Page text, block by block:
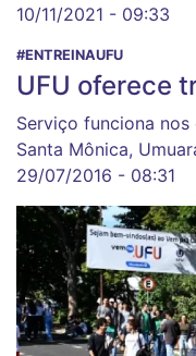
10/11/2021 - 09:33
#ENTREINAUFU
UFU oferece
Serviço funciona
Santa Mônica,
29/07/2016 - 08:31